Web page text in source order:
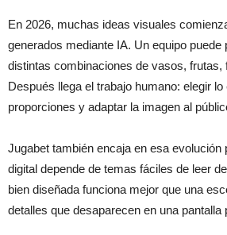
En 2026, muchas ideas visuales
generados mediante IA. Un equipo puede
distintas combinaciones de vasos, frutas,
Después llega el trabajo humano: elegir
proporciones y adaptar la imagen al
Jugabet también encaja en esa evolución
digital depende de temas fáciles de leer
bien diseñada funciona mejor que una
detalles que desaparecen en una pantalla